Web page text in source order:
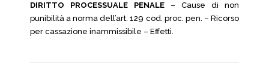
DIRITTO PROCESSUALE PENALE – Cause di non
punibilità a norma dell’art. 129 cod. proc. pen. – Ricorso
per cassazione inammissibile – Effetti.